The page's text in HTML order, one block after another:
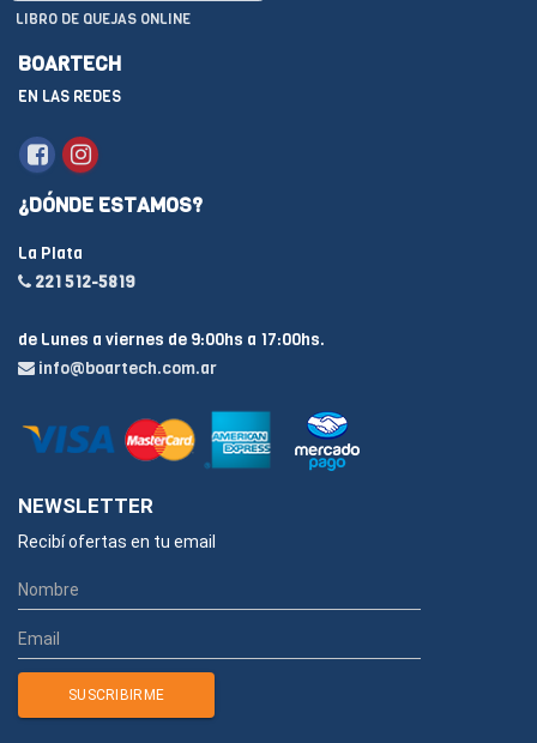
LIBRO DE QUEJAS ONLINE
BOARTECH
EN LAS REDES
¿DÓNDE ESTAMOS?
La Plata
221 512-5819
de Lunes a viernes de 9:00hs a 17:00hs.
info@boartech.com.ar
NEWSLETTER
Recibí ofertas en tu email